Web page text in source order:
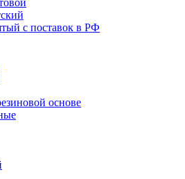
с поставок в РФ
основе